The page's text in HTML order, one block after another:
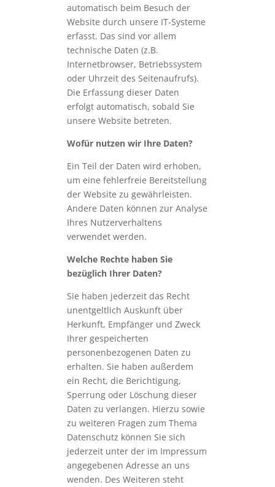
automatisch beim Besuch der
Website durch unsere IT-Systeme
erfasst. Das sind vor allem
technische Daten (z.B.
Internetbrowser, Betriebssystem
oder Uhrzeit des Seitenaufrufs).
Die Erfassung dieser Daten
erfolgt automatisch, sobald Sie
unsere Website betreten.
Wofür nutzen wir Ihre Daten?
Ein Teil der Daten wird erhoben,
um eine fehlerfreie Bereitstellung
der Website zu gewährleisten.
Andere Daten können zur Analyse
Ihres Nutzerverhaltens
verwendet werden.
Welche Rechte haben Sie
bezüglich Ihrer Daten?
Sie haben jederzeit das Recht
unentgeltlich Auskunft über
Herkunft, Empfänger und Zweck
Ihrer gespeicherten
personenbezogenen Daten zu
erhalten. Sie haben außerdem
ein Recht, die Berichtigung,
Sperrung oder Löschung dieser
Daten zu verlangen. Hierzu sowie
zu weiteren Fragen zum Thema
Datenschutz können Sie sich
jederzeit unter der im Impressum
angegebenen Adresse an uns
wenden. Des Weiteren steht